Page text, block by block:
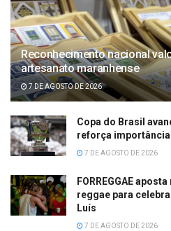
Reconhecimento nacional
artesanato maranhense
7 DE AGOSTO DE 2026
Copa do Brasil
reforça
7 DE AGOSTO DE 2026
FORREGGAE
reggae para
Luís
7 DE AGOSTO DE 2026